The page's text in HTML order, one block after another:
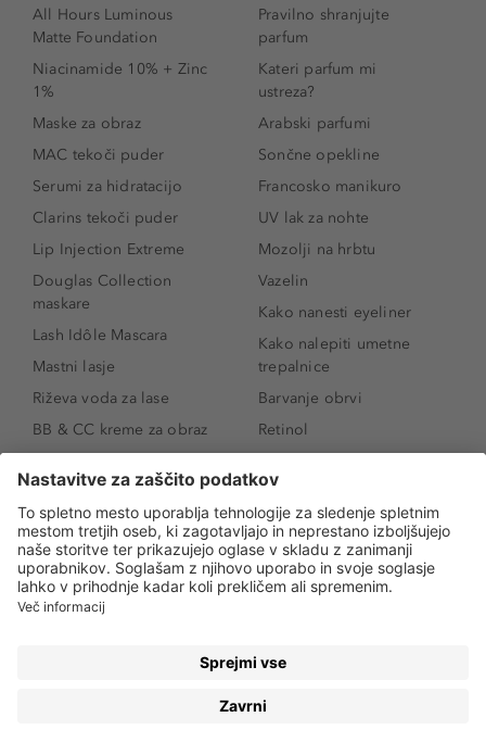
All Hours Luminous
Matte Foundation
Niacinamide 10% + Zinc
1%
Maske za obraz
MAC tekoči puder
Serumi za hidratacijo
Clarins tekoči puder
Lip Injection Extreme
Douglas Collection
maskare
Lash Idôle Mascara
Mastni lasje
Riževa voda za lase
BB & CC kreme za obraz
SPF 30
Senčila za oči
Tekoči puder
Ličenje povešenih vek
Kako povečati oči
Pravilno shranjujte
parfum
Kateri parfum mi
ustreza?
Arabski parfumi
Sončne opekline
Francosko manikuro
UV lak za nohte
Mozolji na hrbtu
Vazelin
Kako nanesti eyeliner
Kako nalepiti umetne
trepalnice
Barvanje obrvi
Retinol
Niacinamid
Rozacea
Salicilna kislina